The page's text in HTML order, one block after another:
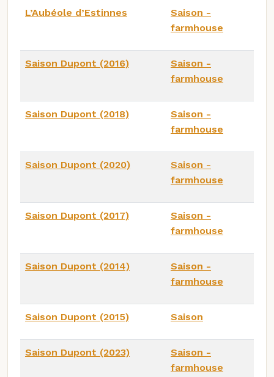
L’Aubéole d’Estinnes
Saison -
farmhouse
Saison Dupont (2016)
Saison -
farmhouse
Saison Dupont (2018)
Saison -
farmhouse
Saison Dupont (2020)
Saison -
farmhouse
Saison Dupont (2017)
Saison -
farmhouse
Saison Dupont (2014)
Saison -
farmhouse
Saison Dupont (2015) Saison
Saison Dupont (2023)
Saison -
farmhouse